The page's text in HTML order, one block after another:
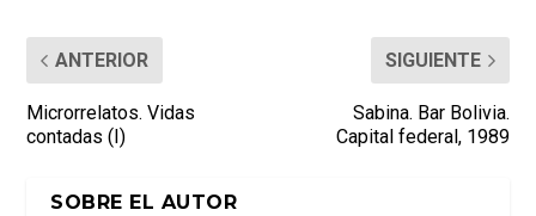
ANTERIOR
Microrrelatos. Vidas
contadas (I)
SIGUIENTE
Sabina. Bar Bolivia.
Capital federal, 1989
SOBRE EL AUTOR